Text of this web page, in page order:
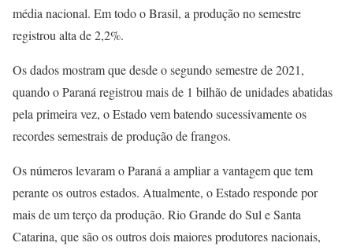
média nacional. Em todo o Brasil, a produção no semestre
registrou alta de 2,2%.
Os dados mostram que desde o segundo semestre de 2021,
quando o Paraná registrou mais de 1 bilhão de unidades abatidas
pela primeira vez, o Estado vem batendo sucessivamente os
recordes semestrais de produção de frangos.
Os números levaram o Paraná a ampliar a vantagem que tem
perante os outros estados. Atualmente, o Estado responde por
mais de um terço da produção. Rio Grande do Sul e Santa
Catarina, que são os outros dois maiores produtores nacionais,